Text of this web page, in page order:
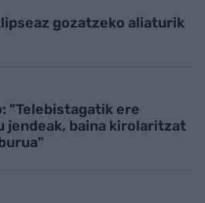
gozatzeko aliaturik
"Telebistagatik ere
jendeak, baina kirolaritzat